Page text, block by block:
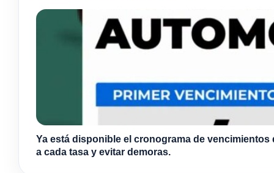
Ya está disponible el cronograma de
a cada tasa y evitar demoras.